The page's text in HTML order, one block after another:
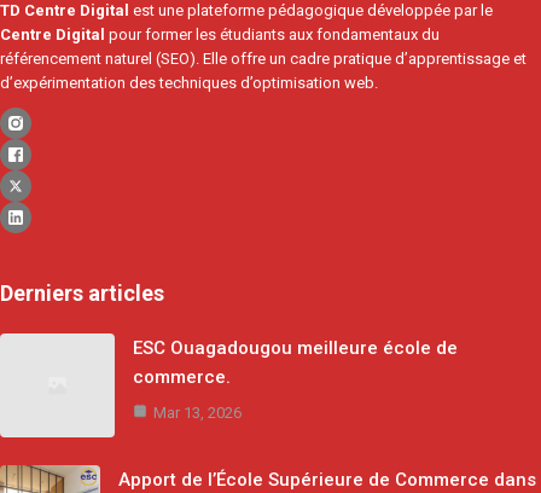
TD Centre Digital est une plateforme pédagogique développée par le
Centre Digital pour former les étudiants aux fondamentaux du
référencement naturel (SEO). Elle offre un cadre pratique d’apprentissage et
d’expérimentation des techniques d’optimisation web.
Derniers articles
ESC Ouagadougou meilleure école de
commerce.
Mar 13, 2026
Apport de l’École Supérieure de Commerce dans